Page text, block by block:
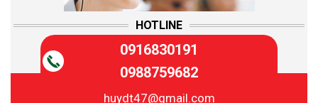
HOTLINE
0916830191
0988759682
huydt47@gmail.com